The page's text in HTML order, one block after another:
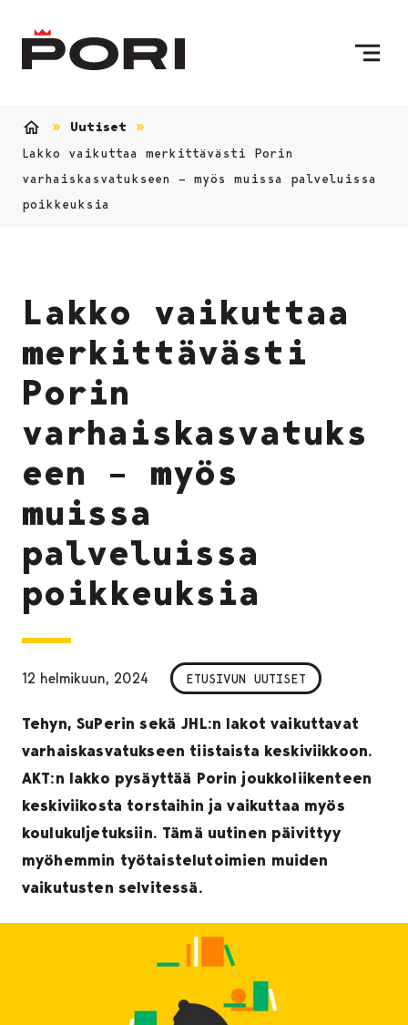
Uutiset
Lakko vaikuttaa merkittävästi Porin
varhaiskasvatukseen – myös muissa palveluissa
poikkeuksia
Lakko vaikuttaa
merkittävästi
Porin
varhaiskasvatuks
een – myös
muissa
palveluissa
poikkeuksia
12 helmikuun, 2024 ETUSIVUN UUTISET
Tehyn, SuPerin sekä JHL:n lakot vaikuttavat
varhaiskasvatukseen tiistaista keskiviikkoon.
AKT:n lakko pysäyttää Porin joukkoliikenteen
keskiviikosta torstaihin ja vaikuttaa myös
koulukuljetuksiin. Tämä uutinen päivittyy
myöhemmin työtaistelutoimien muiden
vaikutusten selvitessä.